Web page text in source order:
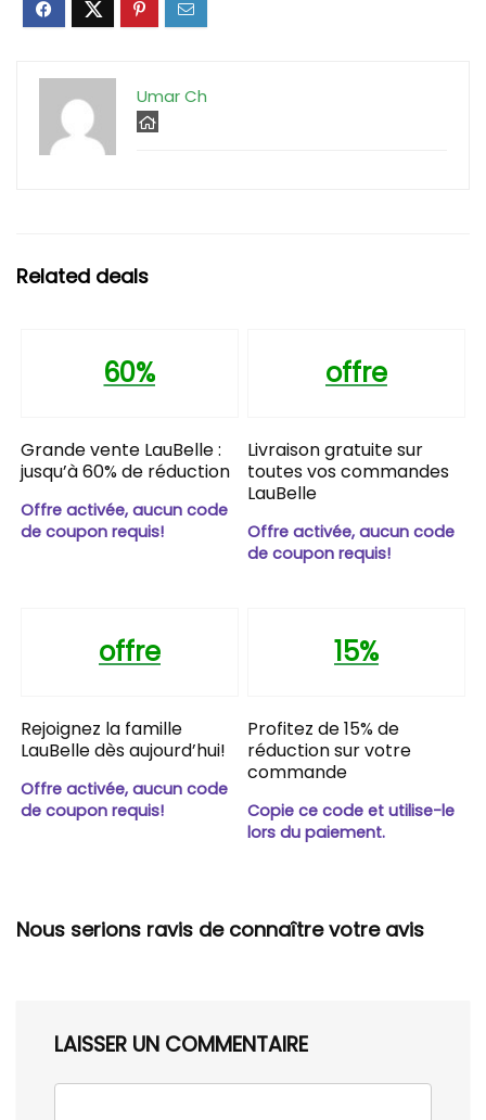
Umar Ch
Related deals
60%
Grande vente LauBelle :
jusqu’à 60% de réduction
Offre activée, aucun code
de coupon requis!
offre
Livraison gratuite sur
toutes vos commandes
LauBelle
Offre activée, aucun code
de coupon requis!
offre
Rejoignez la famille
LauBelle dès aujourd’hui!
Offre activée, aucun code
de coupon requis!
15%
Profitez de 15% de
réduction sur votre
commande
Copie ce code et utilise-le
lors du paiement.
Nous serions ravis de connaître votre avis
LAISSER UN COMMENTAIRE